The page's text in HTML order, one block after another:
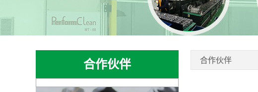
合作伙伴 合作伙伴